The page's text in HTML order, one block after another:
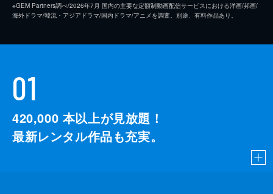
※GEM Partners調べ/2026年7⽉ 国内の主要な定額制動画配信サービスにおける洋画/邦画/
海外ドラマ/韓流・アジアドラマ/国内ドラマ/アニメを調査。別途、有料作品あり。
01
420,000 本以上が見放題！
最新レンタル作品も充実。